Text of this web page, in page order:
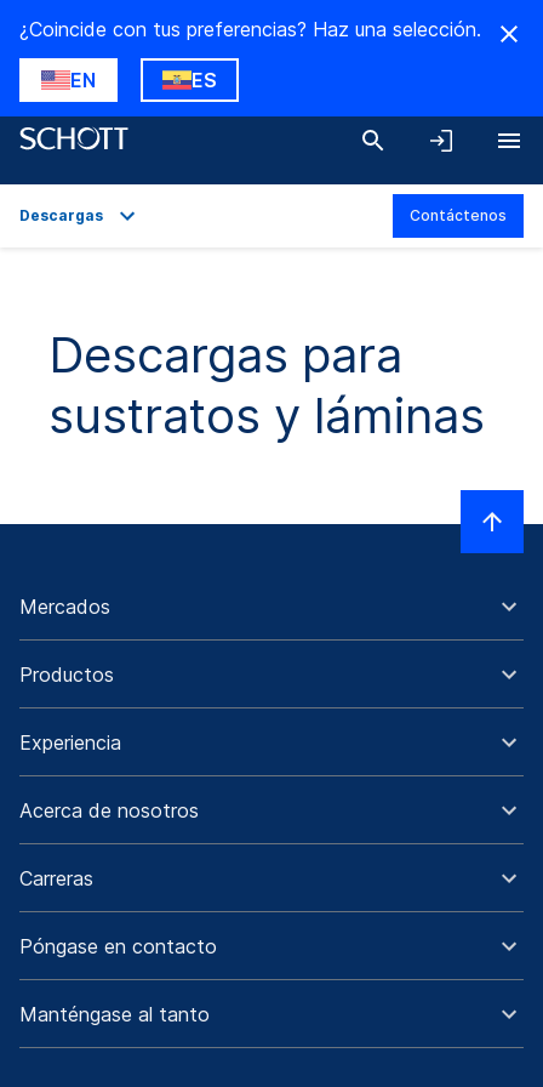
¿Coincide con tus preferencias? Haz una selección.
EN ES
Datos técnicos
Variantes del producto
Descargas
Descargas Contáctenos
Descargas para
sustratos y láminas
Mercados
Productos
Experiencia
Acerca de nosotros
Carreras
Póngase en contacto
Manténgase al tanto